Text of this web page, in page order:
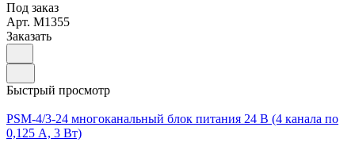
Под заказ
Арт. M1355
Заказать
Быстрый просмотр
PSM-4/3-24 многоканальный блок питания 24 В (4 канала по
0,125 А, 3 Вт)